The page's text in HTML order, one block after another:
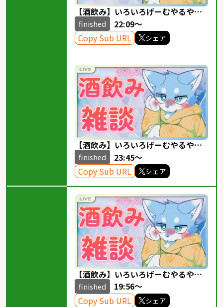
【酒飲み】いろいろげーむやるやわ
らかみずいろおおかみ！！！ぽけゆ
なのたび！
finished
22:09～
Copy Sub URL
シェア
【酒飲み】いろいろげーむやるやわ
らかみずいろおおかみ！！！ぽけゆ
なのたび！
finished
23:45～
Copy Sub URL
シェア
【酒飲み】いろいろげーむやるやわ
らかみずいろおおかみ！！！
finished
19:56～
Copy Sub URL
シェア